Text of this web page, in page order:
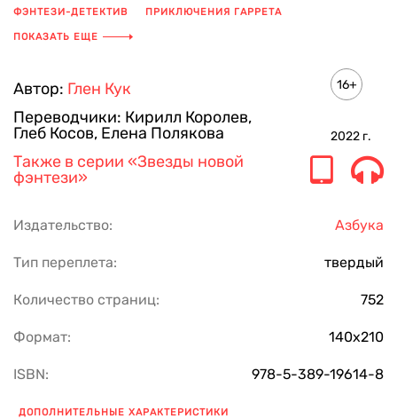
ФЭНТЕЗИ-ДЕТЕКТИВ
ПРИКЛЮЧЕНИЯ ГАРРЕТА
ГОРОДСКАЯ ФЭНТЕЗИ
ПОКАЗАТЬ ЕЩЕ
Автор: Глен Кук
Переводчики: Кирилл Королев,
Глеб Косов, Елена Полякова
16+
2022 г.
Также в серии «Звезды новой
фэнтези»
Издательство: Азбука
Тип переплета: твердый
Количество страниц: 752
Формат: 140х210
ISBN: 978-5-389-19614-8
ДОПОЛНИТЕЛЬНЫЕ ХАРАКТЕРИСТИКИ